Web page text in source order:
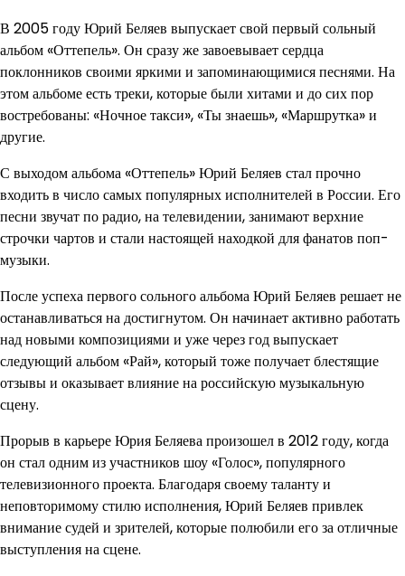
В 2005 году Юрий Беляев выпускает свой первый сольный
альбом «Оттепель». Он сразу же завоевывает сердца
поклонников своими яркими и запоминающимися песнями. На
этом альбоме есть треки, которые были хитами и до сих пор
востребованы: «Ночное такси», «Ты знаешь», «Маршрутка» и
другие.
С выходом альбома «Оттепель» Юрий Беляев стал прочно
входить в число самых популярных исполнителей в России. Его
песни звучат по радио, на телевидении, занимают верхние
строчки чартов и стали настоящей находкой для фанатов поп-
музыки.
После успеха первого сольного альбома Юрий Беляев решает не
останавливаться на достигнутом. Он начинает активно работать
над новыми композициями и уже через год выпускает
следующий альбом «Рай», который тоже получает блестящие
отзывы и оказывает влияние на российскую музыкальную
сцену.
Прорыв в карьере Юрия Беляева произошел в 2012 году, когда
он стал одним из участников шоу «Голос», популярного
телевизионного проекта. Благодаря своему таланту и
неповторимому стилю исполнения, Юрий Беляев привлек
внимание судей и зрителей, которые полюбили его за отличные
выступления на сцене.